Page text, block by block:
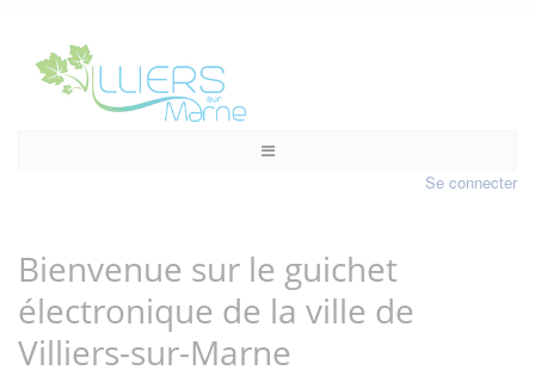
Se connecter
Bienvenue sur le guichet
électronique de la ville de
Villiers-sur-Marne